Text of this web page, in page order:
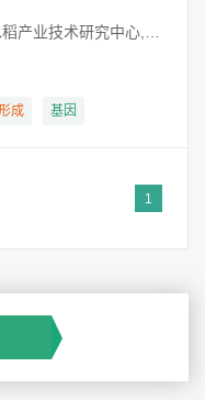
,陈能,陈惠哲,周锡跃,庞乾林,赵艳,胡慧英,段彬伍,钱前,徐春春,郭紫墨,黄世文,曹立勇,曹赵云,程式华,傅强,鲁英,樊叶杨,魏兴华
成 基因
1